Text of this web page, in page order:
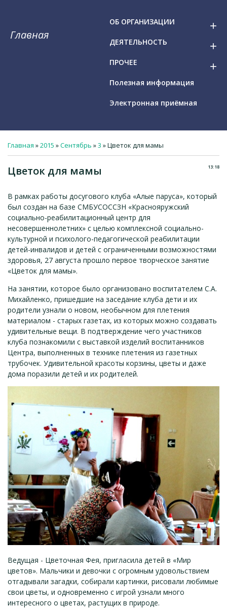
Главная
ОБ ОРГАНИЗАЦИИ add
ДЕЯТЕЛЬНОСТЬ add
ПРОЧЕЕ add
Полезная информация
Электронная приёмная
Главная »2015 »Сентябрь »3 » Цветок для мамы
13:18
Цветок для мамы
В рамках работы досугового клуба «Алые паруса», который
был создан на базе СМБУСОССЗН «Краснояружский
социально-реабилитационный центр для
несовершеннолетних» с целью комплексной социально-
культурной и психолого-педагогической реабилитации
детей-инвалидов и детей с ограниченными возможностями
здоровья, 27 августа прошло первое творческое занятие
«Цветок для мамы».
На занятии, которое было организовано воспитателем С.А.
Михайленко, пришедшие на заседание клуба дети и их
родители узнали о новом, необычном для плетения
материалом - старых газетах, из которых можно создавать
удивительные вещи. В подтверждение чего участников
клуба познакомили с выставкой изделий воспитанников
Центра, выполненных в технике плетения из газетных
трубочек. Удивительной красоты корзины, цветы и даже
дома поразили детей и их родителей.
Ведущая - Цветочная Фея, пригласила детей в «Мир
цветов». Мальчики и девочки с огромным удовольствием
отгадывали загадки, собирали картинки, рисовали любимые
свои цветы, и одновременно с игрой узнали много
интересного о цветах, растущих в природе.